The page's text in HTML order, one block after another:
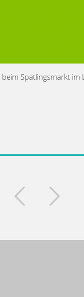
beim Spätlingsmarkt